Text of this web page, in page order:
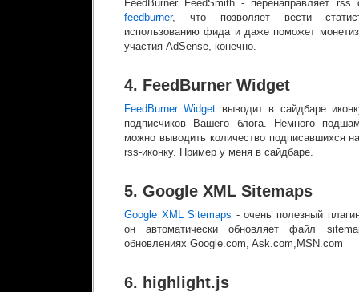
FeedBurner FeedSmith - перенаправляет
feedburner, что позволяет вести
использованию фида и даже поможет
участия AdSense, конечно.
4. FeedBurner Widget
FeedBurner Widget выводит в сайдбаре
подписчиков Вашего блога. Немного
можно выводить количество подписавшихся
rss-иконку. Пример у меня в сайдбаре.
5. Google XML Sitemaps
Google XML Sitemaps - очень полезный
он автоматически обновляет файл
обновлениях Google.com, Ask.com,MSN.com
6. highlight.js